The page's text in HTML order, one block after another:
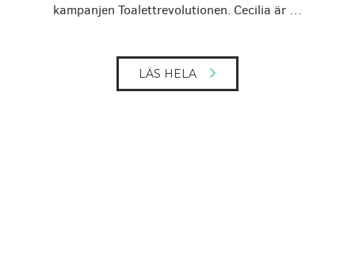
kampanjen Toalettrevolutionen. Cecilia är …
LÄS HELA